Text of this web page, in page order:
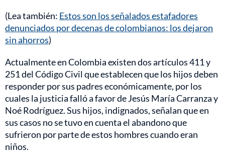
(Lea también: Estos son los señalados estafadores
denunciados por decenas de colombianos: los dejaron
sin ahorros)
Actualmente en Colombia existen dos artículos 411 y
251 del Código Civil que establecen que los hijos deben
responder por sus padres económicamente, por los
cuales la justicia falló a favor de Jesús María Carranza y
Noé Rodríguez. Sus hijos, indignados, señalan que en
sus casos no se tuvo en cuenta el abandono que
sufrieron por parte de estos hombres cuando eran
niños.